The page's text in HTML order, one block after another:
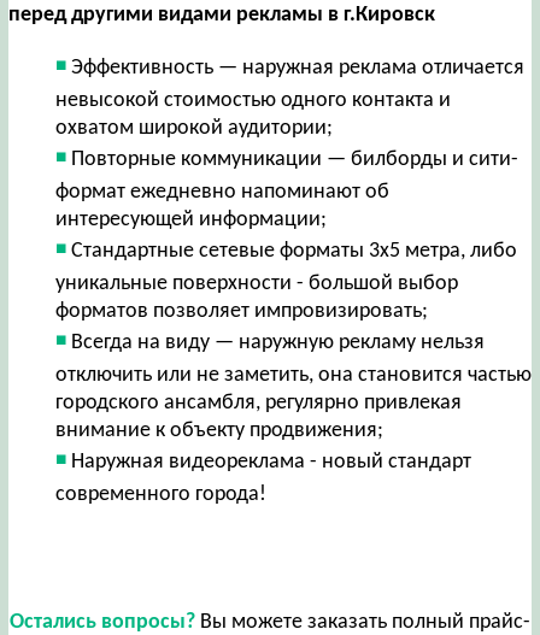
перед другими видами рекламы в г.Кировск
Эффективность — наружная реклама отличается
невысокой стоимостью одного контакта и
охватом широкой аудитории;
Повторные коммуникации — билборды и сити-
формат ежедневно напоминают об
интересующей информации;
Стандартные сетевые форматы 3х5 метра, либо
уникальные поверхности - большой выбор
форматов позволяет импровизировать;
Всегда на виду — наружную рекламу нельзя
отключить или не заметить, она становится частью
городского ансамбля, регулярно привлекая
внимание к объекту продвижения;
Наружная видеореклама - новый стандарт
современного города!
Остались вопросы?Вы можете заказать полный прайс-